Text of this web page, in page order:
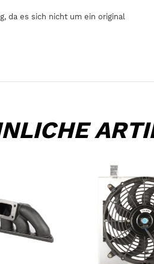
da es sich nicht um ein original